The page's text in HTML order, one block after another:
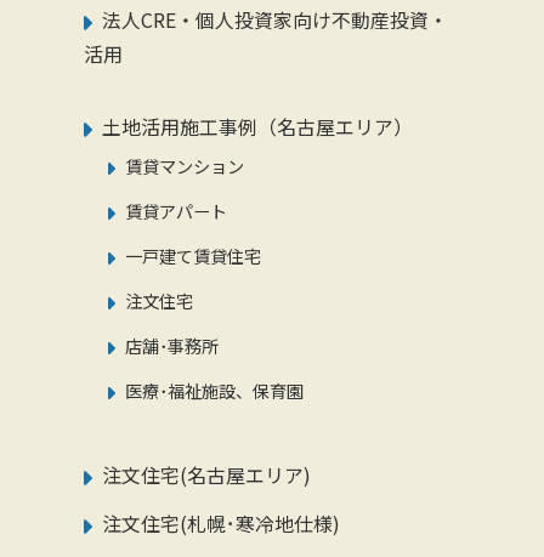
法人CRE・個人投資家向け不動産投資・
活用
土地活用施工事例（名古屋エリア）
賃貸マンション
賃貸アパート
一戸建て賃貸住宅
注文住宅
店舗･事務所
医療･福祉施設、保育園
注文住宅(名古屋エリア)
注文住宅(札幌･寒冷地仕様)